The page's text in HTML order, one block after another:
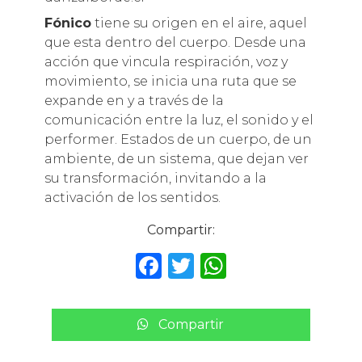
Fónicotiene su origen en el aire, aquel
que esta dentro del cuerpo. Desde una
acción que vincula respiración, voz y
movimiento, se inicia una ruta que se
expande en y a través de la
comunicación entre la luz, el sonido y el
performer. Estados de un cuerpo, de un
ambiente, de un sistema, que dejan ver
su transformación, invitando a la
activación de los sentidos.
Compartir:
F
c
e
T
it
te
W
a
ts
Compartir